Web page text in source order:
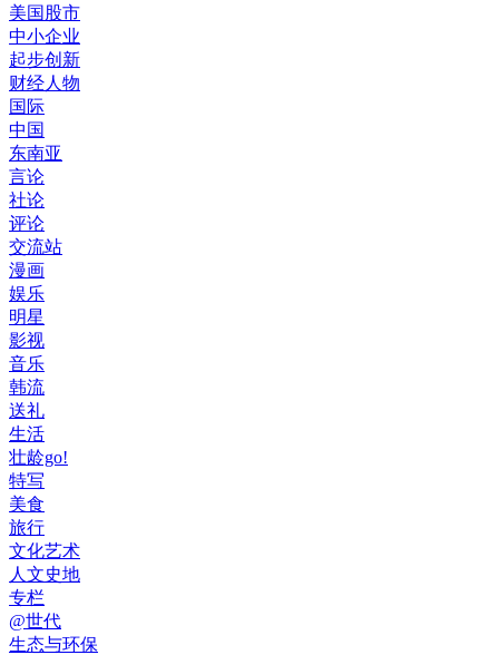
美国股市
中小企业
起步创新
财经人物
国际
中国
东南亚
言论
社论
评论
交流站
漫画
娱乐
明星
影视
音乐
韩流
送礼
生活
壮龄go!
特写
美食
旅行
文化艺术
人文史地
专栏
@世代
生态与环保